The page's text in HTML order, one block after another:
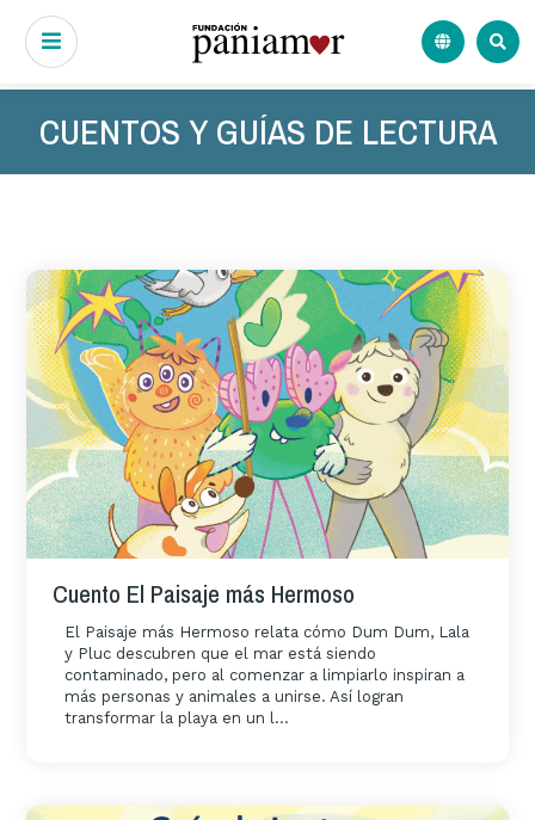
CUENTOS Y GUÍAS DE LECTURA
Cuento El Paisaje más Hermoso
El Paisaje más Hermoso relata cómo Dum Dum, Lala
y Pluc descubren que el mar está siendo
contaminado, pero al comenzar a limpiarlo inspiran a
más personas y animales a unirse. Así logran
transformar la playa en un l...